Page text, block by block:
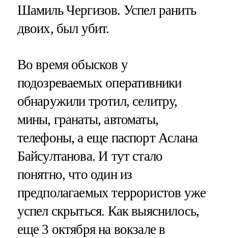
Шамиль Чергизов. Успел ранить
двоих, был убит.
Во время обысков у
подозреваемых оперативники
обнаружили тротил, селитру,
мины, гранаты, автоматы,
телефоны, а еще паспорт Аслана
Байсултанова. И тут стало
понятно, что один из
предполагаемых террористов уже
успел скрыться. Как выяснилось,
еще 3 октября на вокзале в